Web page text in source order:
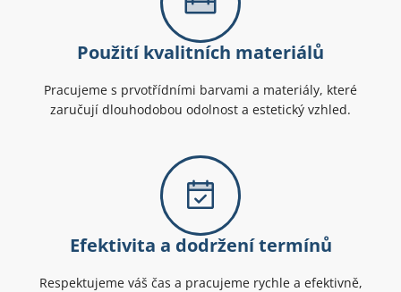
Použití kvalitních materiálů
Pracujeme s prvotřídními barvami a materiály, které
zaručují dlouhodobou odolnost a estetický vzhled.
Efektivita a dodržení termínů
Respektujeme váš čas a pracujeme rychle a efektivně,